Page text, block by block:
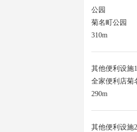
公园
菊名町公园
310m
其他便利设施1
全家便利店菊
290m
其他便利设施2